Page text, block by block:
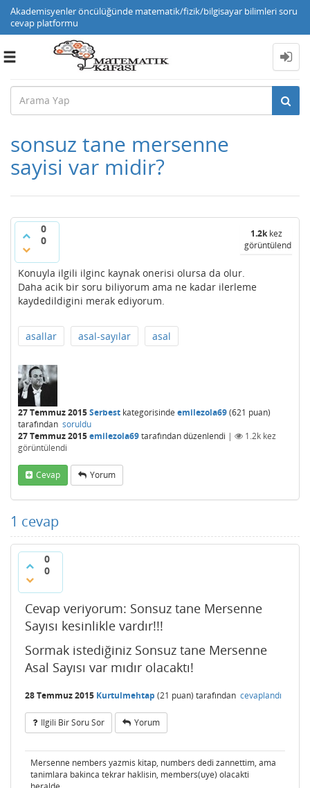
Akademisyenler öncülüğünde matematik/fizik/bilgisayar bilimleri soru
cevap platformu
Toggle
sonsuz tane mersenne
sayisi var midir?
0
0
1.2kkez
görüntülendi
Konuyla ilgili ilginc kaynak onerisi olursa da olur.
Daha acik bir soru biliyorum ama ne kadar ilerleme
kaydedildigini merak ediyorum.
asallar asal-sayılar asal
27 Temmuz 2015Serbest kategorisinde emilezola69(621 puan)
tarafından soruldu
27 Temmuz 2015emilezola69tarafındandüzenlendi | 1.2k kez
görüntülendi
Cevap Yorum
1 cevap
0
0
Cevap veriyorum: Sonsuz tane Mersenne
Sayısı kesinlikle vardır!!!
Sormak istediğiniz Sonsuz tane Mersenne
Asal Sayısı var mıdır olacaktı!
28 Temmuz 2015 Kurtulmehtap (21 puan) tarafından cevaplandı
Ilgili Bir Soru Sor Yorum
Mersenne nembers yazmis kitap, numbers dedi zannettim, ama
tanimlara bakinca tekrar haklisin, members(uye) olacakti